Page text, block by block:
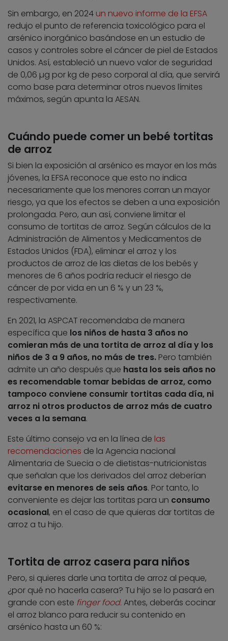
Sin embargo, en 2024 un nuevo informe de la EFSA
redujo el punto de referencia toxicológico para el
arsénico inorgánico basándose en un estudio de
casos y controles sobre el cáncer de piel de Estados
Unidos. Así, estableció un nuevo valor de seguridad
de 0,06 µg por kg de peso corporal al día, que servirá
como base para determinar otros nuevos límites
máximos, según apunta la AESAN.
Cuándo puede comer un bebé tortitas
de arroz
Si bien la exposición al arsénico es mayor en los más
jóvenes, la EFSA reconoce que esto no indica
necesariamente que los menores corran un mayor
riesgo, ya que los efectos se deben a una exposición
prolongada. Pero, aun así, conviene limitar el
consumo de tortitas de arroz. Según cálculos de la
Administración de Alimentos y Medicamentos de
Estados Unidos (FDA), eliminar el arroz y los
productos de arroz de las dietas de los bebés y
menores de 6 años podría reducir el riesgo de
cáncer de por vida en un 6 % y un 23 %,
respectivamente.
En 2021, la ASPCAT recomendaba de manera
específica que los niños de hasta 3 años no
comieran más de una tortita de arroz al día y los
niños de 3 a 9 años, no más de tres. Pero también
admite un año después que hasta los seis años no
es recomendable tomar bebidas de arroz, como
tampoco conviene consumir tortitas cada día, ni
arroz ni otros productos de arroz más de cuatro
veces a la semana.
Este último consejo va en la línea de las
recomendaciones de la Agencia nacional
Alimentaria de Suecia o de dietistas-nutricionistas
que señalan que los derivados del arroz deberían
evitarse en menores de seis años. Por tanto, lo
conveniente es dejar las tortitas para un consumo
ocasional, en el caso de que quieras dar tortitas de
arroz a tu hijo.
Tortita de arroz casera para niños
Pero, si quieres darle una tortita de arroz al peque,
¿por qué no hacerla casera? Tu hijo se lo pasará en
grande con este finger food.Antes, deberás cocinar
el arroz blanco para reducir su contenido en
arsénico hasta un 60 %: